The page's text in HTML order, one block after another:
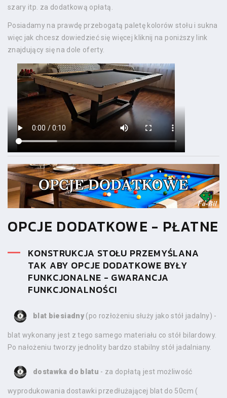
szary itp. za dodatkową opłatą.
Posiadamy na prawdę przebogatą paletę kolorów stołu i sukna
więc jak chcesz dowiedzieć się więcej kliknij na poniższy link
znajdujący się na dole oferty.
OPCJE DODATKOWE - PŁATNE
KONSTRUKCJA STOŁU PRZEMYŚLANA
TAK ABY OPCJE DODATKOWE BYŁY
FUNKCJONALNE - GWARANCJA
FUNKCJONALNOŚCI
blat biesiadny(po rozłożeniu służy jako stół jadalny) -
blat wykonany jest z tego samego materiału co stół bilardowy.
Po nałożeniu tworzy jednolity bardzo stabilny stół jadalniany.
dostawka do blatu - za dopłatą jest możliwość
wyprodukowania dostawki przedłużającej blat do 50cm (